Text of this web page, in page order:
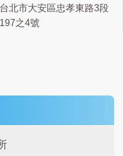
台北市大安區忠孝東路3段
197之4號